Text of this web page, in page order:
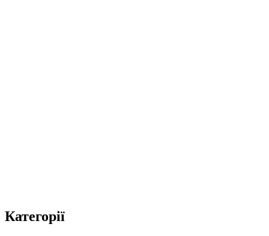
Категорії